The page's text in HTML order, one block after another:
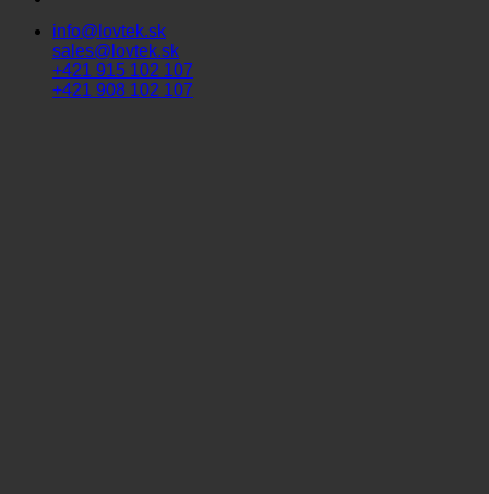
info@lovtek.sk
sales@lovtek.sk
+421 915 102 107
+421 908 102 107